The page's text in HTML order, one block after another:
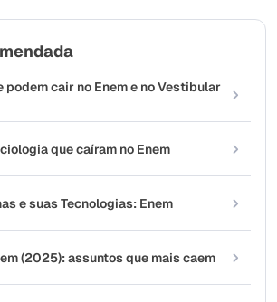
cair no Enem e no Vestibular
que caíram no Enem
e suas Tecnologias: Enem
(2025): assuntos que mais caem